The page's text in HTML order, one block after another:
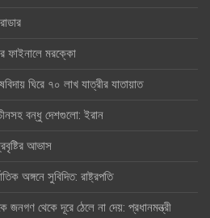
ফাইনালে মরক্কো
ঘিরে ৭০ লাখ যাত্রীর যাতায়াত
বন্ধু দেশগুলো: ইরান
আভাস
অঙ্গনে সুবিদিত: রাষ্ট্রপতি
থেকে দূরে ঠেলে না দেয়: প্রধানমন্ত্রী